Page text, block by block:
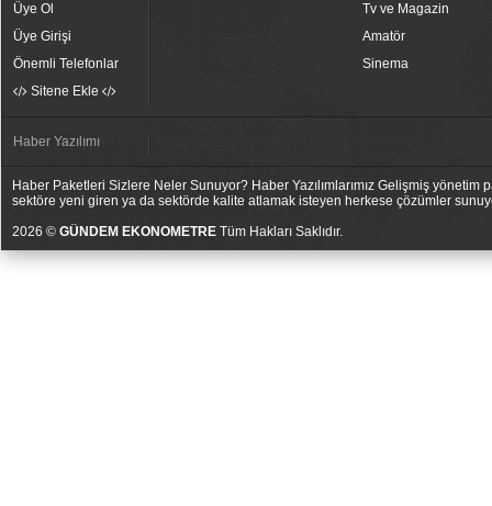
Üye Ol
Üye Girişi
Önemli Telefonlar
Sitene Ekle
Tv ve Magazin
Amatör
Sinema
Haber Yazılımı
Haber Paketleri Sizlere Neler Sunuyor? Haber Yazılımlarımız Gelişmiş
sektöre yeni giren ya da sektörde kalite atlamak isteyen herkese çözümler
2026 © GÜNDEM EKONOMETRE Tüm Hakları Saklıdır.